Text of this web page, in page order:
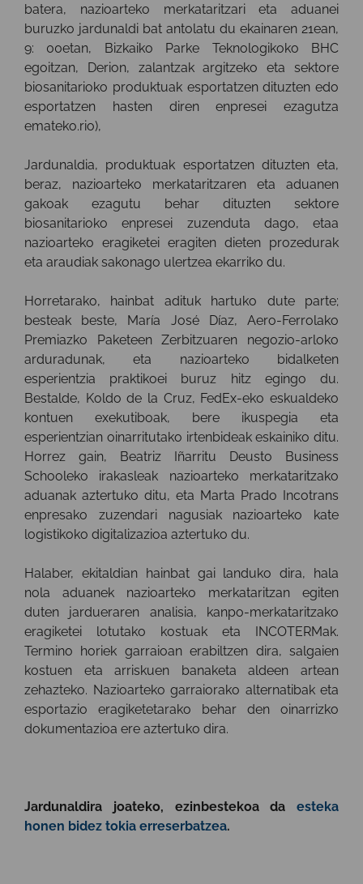
batera, nazioarteko merkataritzari eta aduanei
buruzko jardunaldi bat antolatu du ekainaren 21ean,
9: 00etan, Bizkaiko Parke Teknologikoko BHC
egoitzan, Derion, zalantzak argitzeko eta sektore
biosanitarioko produktuak esportatzen dituzten edo
esportatzen hasten diren enpresei ezagutza
emateko.rio),
Jardunaldia, produktuak esportatzen dituzten eta,
beraz, nazioarteko merkataritzaren eta aduanen
gakoak ezagutu behar dituzten sektore
biosanitarioko enpresei zuzenduta dago, etaa
nazioarteko eragiketei eragiten dieten prozedurak
eta araudiak sakonago ulertzea ekarriko du.
Horretarako, hainbat adituk hartuko dute parte;
besteak beste, María José Díaz, Aero-Ferrolako
Premiazko Paketeen Zerbitzuaren negozio-arloko
arduradunak, eta nazioarteko bidalketen
esperientzia praktikoei buruz hitz egingo du.
Bestalde, Koldo de la Cruz, FedEx-eko eskualdeko
kontuen exekutiboak, bere ikuspegia eta
esperientzian oinarritutako irtenbideak eskainiko ditu.
Horrez gain, Beatriz Iñarritu Deusto Business
Schooleko irakasleak nazioarteko merkataritzako
aduanak aztertuko ditu, eta Marta Prado Incotrans
enpresako zuzendari nagusiak nazioarteko kate
logistikoko digitalizazioa aztertuko du.
Halaber, ekitaldian hainbat gai landuko dira, hala
nola aduanek nazioarteko merkataritzan egiten
duten jardueraren analisia, kanpo-merkataritzako
eragiketei lotutako kostuak eta INCOTERMak.
Termino horiek garraioan erabiltzen dira, salgaien
kostuen eta arriskuen banaketa aldeen artean
zehazteko. Nazioarteko garraiorako alternatibak eta
esportazio eragiketetarako behar den oinarrizko
dokumentazioa ere aztertuko dira.
Jardunaldira joateko, ezinbestekoa da esteka
honen bidez tokia erreserbatzea.